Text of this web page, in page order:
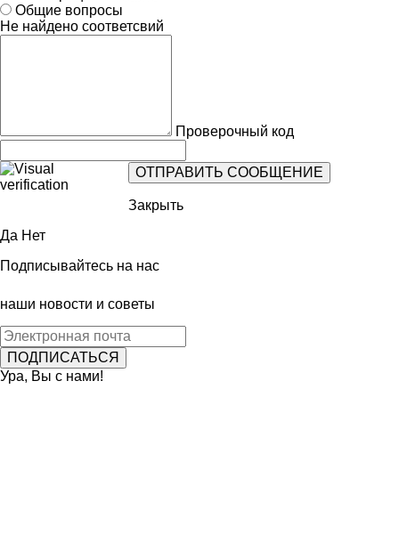
Общие вопросы
Не найдено соответсвий
Проверочный код
Закрыть
Да Нет
Подписывайтесь на нас
наши новости и советы
Ура, Вы с нами!